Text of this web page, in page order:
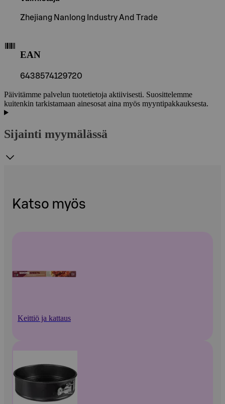
Zhejiang Nanlong Industry And Trade
EAN
6438574129720
Päivitämme palvelun tuotetietoja aktiivisesti. Suosittelemme
kuitenkin tarkistamaan ainesosat aina myös myyntipakkauksesta.
Sijainti myymälässä
Katso myös
Keittiö ja kattaus